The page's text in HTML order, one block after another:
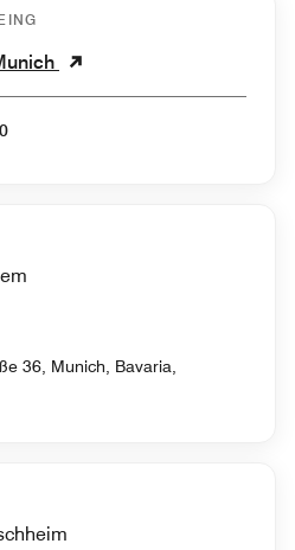
36, Munich, Bavaria,